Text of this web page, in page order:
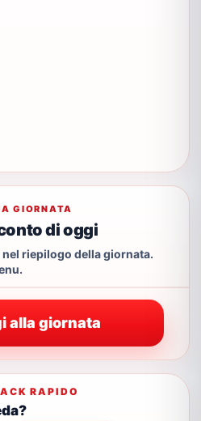
GIORNATA
di oggi
nel riepilogo della giornata.
alla giornata
RAPIDO